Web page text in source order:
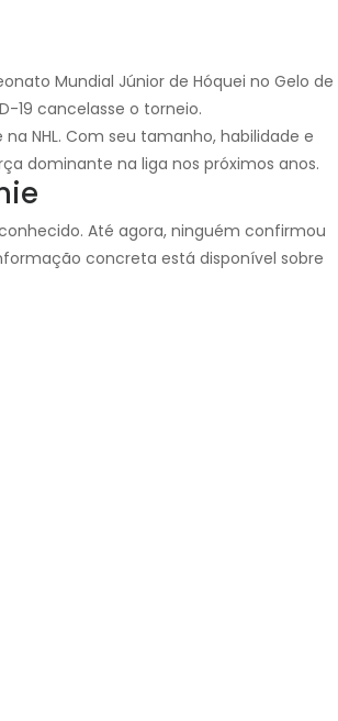
Mundial Júnior de Hóquei no Gelo de
19 cancelasse o torneio.
NHL. Com seu tamanho, habilidade e
dominante na liga nos próximos anos.
Até agora, ninguém confirmou
concreta está disponível sobre